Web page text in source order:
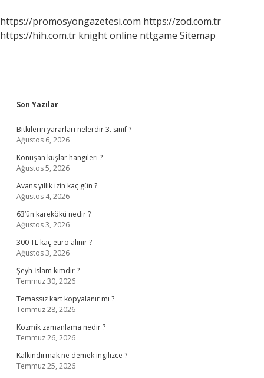
https://promosyongazetesi.com https://zod.com.tr
https://hih.com.tr knight online nttgame Sitemap
Sidebar
Son Yazılar
Bitkilerin yararları nelerdir 3. sınıf ?
Ağustos 6, 2026
Konuşan kuşlar hangileri ?
Ağustos 5, 2026
Avans yıllık izin kaç gün ?
Ağustos 4, 2026
63’ün karekökü nedir ?
Ağustos 3, 2026
300 TL kaç euro alınır ?
Ağustos 3, 2026
Şeyh İslam kimdir ?
Temmuz 30, 2026
Temassız kart kopyalanır mı ?
Temmuz 28, 2026
Kozmik zamanlama nedir ?
Temmuz 26, 2026
Kalkındırmak ne demek ingilizce ?
Temmuz 25, 2026